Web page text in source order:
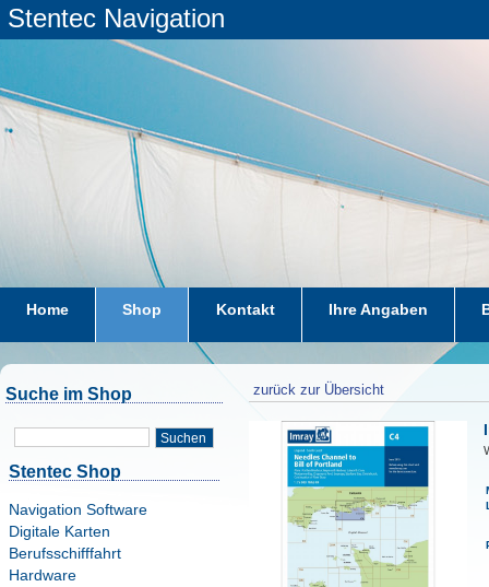
Stentec Navigation
Home Shop Kontakt Ihre Angaben
Suche im Shop
Suchen
Stentec Shop
Navigation Software
Digitale Karten
Berufsschifffahrt
Hardware
zurück zur Übersicht